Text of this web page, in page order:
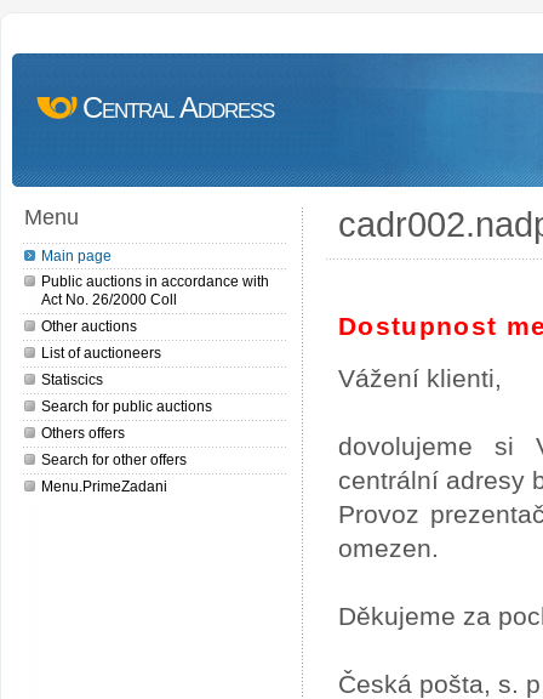
Central Address
Menu
Main page
Public auctions in accordance with
Act No. 26/2000 Coll
Other auctions
List of auctioneers
Statiscics
Search for public auctions
Others offers
Search for other offers
Menu.PrimeZadani
Dostupnost
Vážení klienti,
dovolujeme si
centrální adresy
Provoz
omezen.
Děkujeme za
Česká pošta, s.